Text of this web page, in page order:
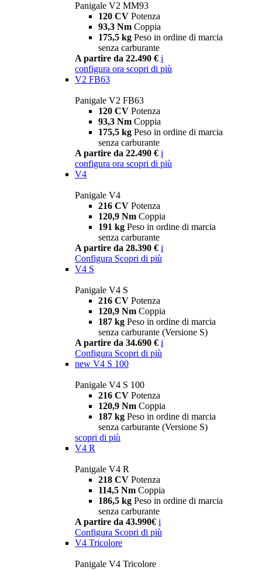
Panigale V2 MM93
120 CV Potenza
93,3 Nm Coppia
175,5 kg Peso in ordine di marcia
senza carburante
A partire da 22.490 € i
configura ora scopri di più
V2 FB63
Panigale V2 FB63
120 CV Potenza
93,3 Nm Coppia
175,5 kg Peso in ordine di marcia
senza carburante
A partire da 22.490 € i
configura ora scopri di più
V4
Panigale V4
216 CV Potenza
120,9 Nm Coppia
191 kg Peso in ordine di marcia
senza carburante
A partire da 28.390 € i
Configura Scopri di più
V4 S
Panigale V4 S
216 CV Potenza
120,9 Nm Coppia
187 kg Peso in ordine di marcia
senza carburante (Versione S)
A partire da 34.690 € i
Configura Scopri di più
new V4 S 100
Panigale V4 S 100
216 CV Potenza
120,9 Nm Coppia
187 kg Peso in ordine di marcia
senza carburante (Versione S)
scopri di più
V4 R
Panigale V4 R
218 CV Potenza
114,5 Nm Coppia
186,5 kg Peso in ordine di marcia
senza carburante
A partire da 43.990€ i
Configura Scopri di più
V4 Tricolore
Panigale V4 Tricolore